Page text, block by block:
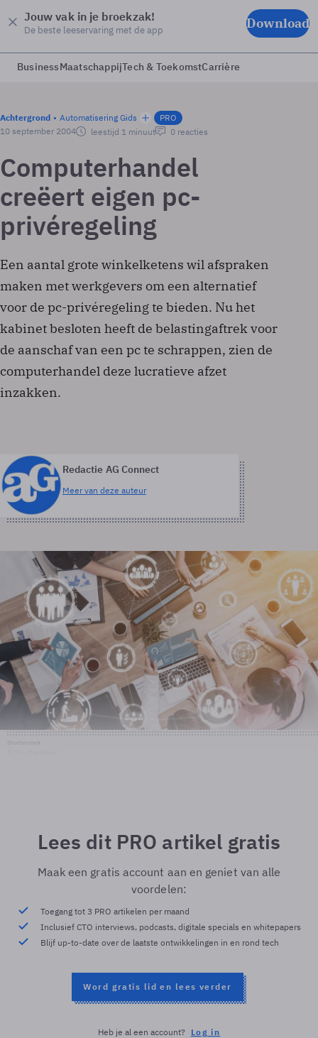
Jouw vak in je broekzak!
De beste leeservaring met de app Download
BusinessMaatschappijTech & ToekomstCarrière
Achtergrond Automatisering Gids
PRO
10 september 2004
leestijd 1 minuut 0 reacties
Computerhandel
creëert eigen pc-
privéregeling
Een aantal grote winkelketens wil afspraken
maken met werkgevers om een alternatief
voor de pc-privéregeling te bieden. Nu het
kabinet besloten heeft de belastingaftrek voor
de aanschaf van een pc te schrappen, zien de
computerhandel deze lucratieve afzet
inzakken.
Redactie AG Connect
Meer van deze auteur
Lees dit PRO artikel gratis
Maak een gratis account aan en geniet van alle
voordelen:
Toegang tot 3 PRO artikelen per maand
Inclusief CTO interviews, podcasts, digitale specials en whitepapers
Blijf up-to-date over de laatste ontwikkelingen in en rond tech
Word gratis lid en lees verder
Heb je al een account? Log in